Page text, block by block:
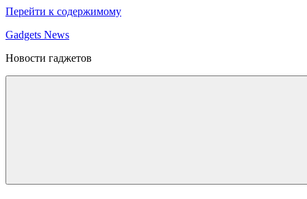
Перейти к содержимому
Gadgets News
Новости гаджетов